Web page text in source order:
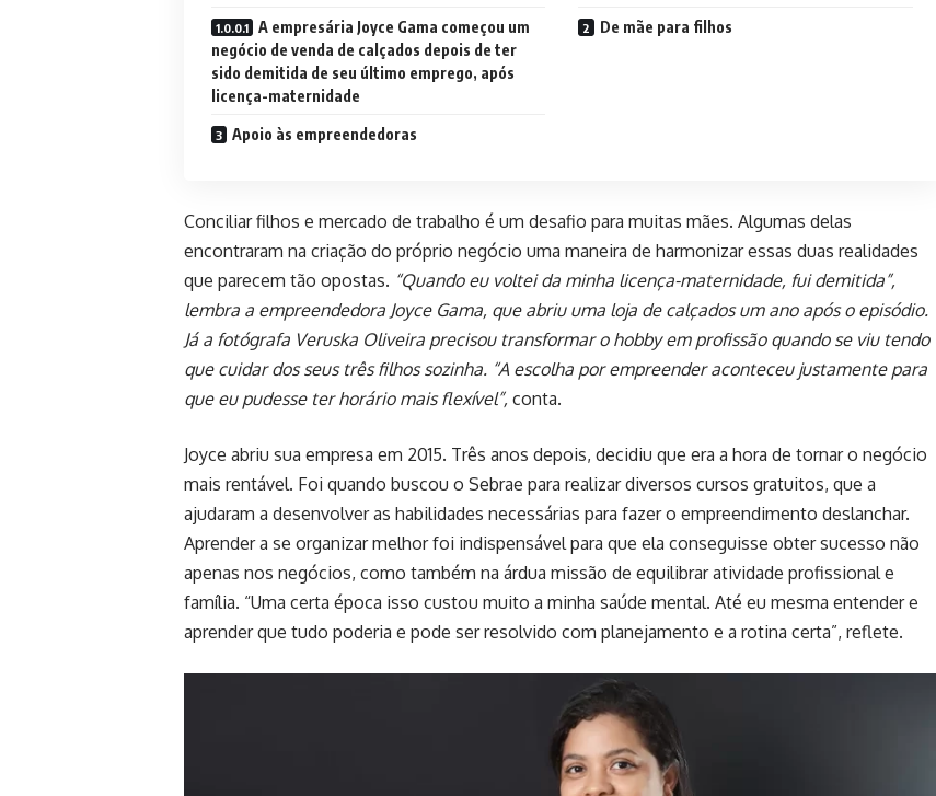
A empresária Joyce Gama começou um
negócio de venda de calçados depois de ter
sido demitida de seu último emprego, após
licença-maternidade
De mãe para filhos
Apoio às empreendedoras
Conciliar filhos e mercado de trabalho é um desafio para muitas mães. Algumas delas
encontraram na criação do próprio negócio uma maneira de harmonizar essas duas realidades
que parecem tão opostas. “Quando eu voltei da minha licença-maternidade, fui demitida”,
lembra a empreendedora Joyce Gama, que abriu uma loja de calçados um ano após o episódio.
Já a fotógrafa Veruska Oliveira precisou transformar o hobby em profissão quando se viu tendo
que cuidar dos seus três filhos sozinha. “A escolha por empreender aconteceu justamente para
que eu pudesse ter horário mais flexível”, conta.
Joyce abriu sua empresa em 2015. Três anos depois, decidiu que era a hora de tornar o negócio
mais rentável. Foi quando buscou o Sebrae para realizar diversos cursos gratuitos, que a
ajudaram a desenvolver as habilidades necessárias para fazer o empreendimento deslanchar.
Aprender a se organizar melhor foi indispensável para que ela conseguisse obter sucesso não
apenas nos negócios, como também na árdua missão de equilibrar atividade profissional e
família. “Uma certa época isso custou muito a minha saúde mental. Até eu mesma entender e
aprender que tudo poderia e pode ser resolvido com planejamento e a rotina certa”, reflete.